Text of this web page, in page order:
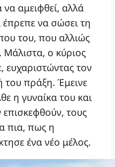
αμειφθεί, αλλά
έπρεπε να σώσει τη
του, που αλλιώς
ο κύριος
ευχαριστώντας τον
του πράξη. Έμεινε
η γυναίκα του και
τους
πια, πως η
ένα νέο μέλος.